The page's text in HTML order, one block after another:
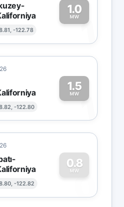
-122.78
1.0
MW1
-122.80
1.5
MW1
-122.82
0.8
MW
0